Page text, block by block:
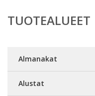
TUOTEALUEET
Almanakat
Alustat